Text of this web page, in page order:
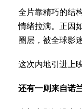
全片靠精巧的结
情绪拉满。正因
圈层，被全球影
这次内地引进上
还有一则来自诺